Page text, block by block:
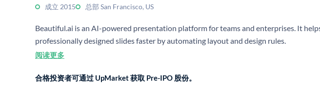
成立 2015 总部 San Francisco, US
Beautiful.ai is an AI-powered presentation platform for teams and enterprises. It
professionally designed slides faster by automating layout and design rules.
阅读更多
合格投资者可通过 UpMarket 获取 Pre-IPO 股份。